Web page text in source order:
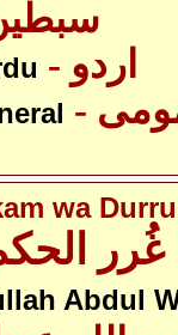
- اردو
wa
غُرر
Abdul